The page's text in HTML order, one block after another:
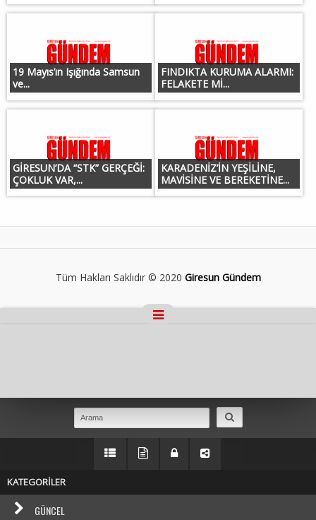
19 Mayıs’ın Işığında Samsun
ve...
FINDIKTA KURUMA ALARMI:
FELAKETE Mİ...
GİRESUN’DA “STK” GERÇEĞİ:
ÇOKLUK VAR,...
KARADENİZ’İN YEŞİLİNE,
MAVİSİNE VE BEREKETİNE...
Tüm Hakları Saklıdır © 2020 Giresun Gündem
KATEGORİLER
GÜNCEL